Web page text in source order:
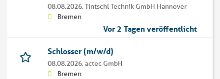
08.08.2026,Tintschl Technik GmbH Hannover
Bremen
Vor 2 Tagen veröffentlicht
Schlosser (m/w/d)
08.08.2026,actec GmbH
Bremen